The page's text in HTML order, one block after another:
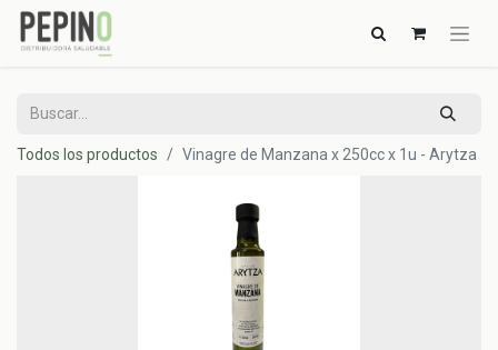
Todos los productos Vinagre de Manzana x 250cc x 1u - Arytza